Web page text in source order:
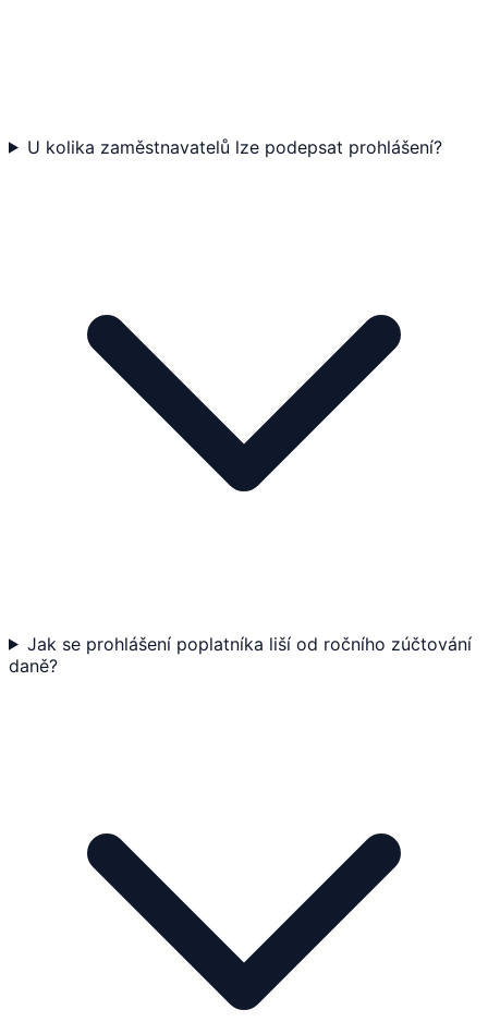
U kolika zaměstnavatelů lze podepsat prohlášení?
Jak se prohlášení poplatníka liší od ročního zúčtování
daně?